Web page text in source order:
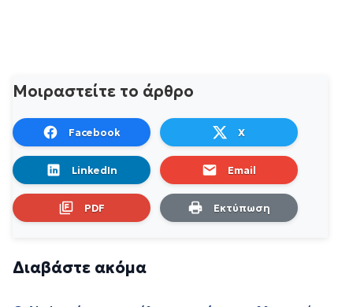
Μοιραστείτε το άρθρο
Facebook X
LinkedIn Email
PDF Εκτύπωση
Διαβάστε ακόμα